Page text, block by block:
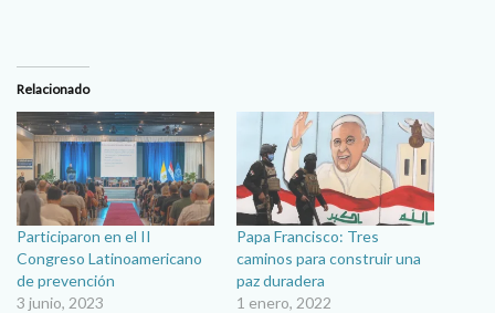
Relacionado
Participaron en el II
Congreso Latinoamericano
de prevención
3 junio, 2023
Papa Francisco: Tres
caminos para construir una
paz duradera
1 enero, 2022